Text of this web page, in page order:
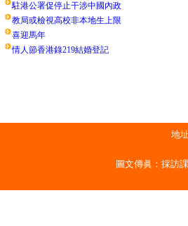
駐港公署促停止干涉中國內政
教局或檢視高校非本地生上限
喜迎馬年
情人節香港錄219結婚登記